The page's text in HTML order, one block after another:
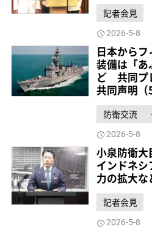
記者会見
2026-5-8
日本から
装備は「あ
ど 共同プ
共同声明（
防衛交流
2026-5-8
小泉防衛
インドネ
力の拡大な
記者会見
2026-5-8